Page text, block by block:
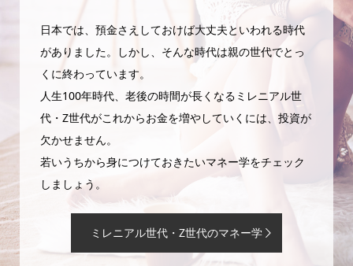
日本では、預金さえしておけば大丈夫といわれる時代
がありました。しかし、そんな時代は親の世代でとっ
くに終わっています。
人生100年時代、老後の時間が長くなるミレニアル世
代・Z世代がこれからお金を増やしていくには、投資が
欠かせません。
若いうちから身につけておきたいマネー学をチェック
しましょう。
ミレニアル世代・Z世代のマネー学